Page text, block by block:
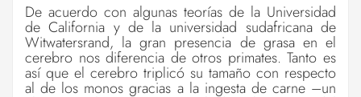
De acuerdo con algunas teorías de la Universidad
de California y de la universidad sudafricana de
Witwatersrand, la gran presencia de grasa en el
cerebro nos diferencia de otros primates. Tanto es
así que el cerebro triplicó su tamaño con respecto
al de los monos gracias a la ingesta de carne –un